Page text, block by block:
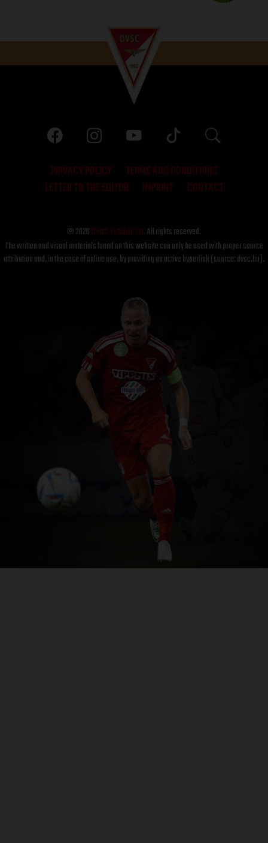
PRIVACY POLICY
TERMS AND CONDITIONS
LETTER TO THE EDITOR
IMPRINT CONTACT
© 2026DVSC Futball Zrt.All rights reserved.
The written and visual materials found on this website can only be used with proper source
attribution and, in the case of online use, by providing an active hyperlink (source: dvsc.hu).